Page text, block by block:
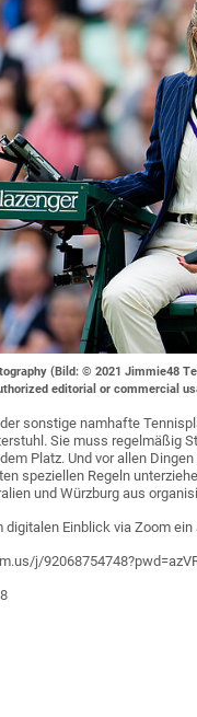
(Bild: © 2021 Jimmie48
editorial or commercial
sonstige namhafte
Sie muss regelmäßig
Platz. Und vor allen
speziellen Regeln
und Würzburg aus
digitalen Einblick via Zoom ein
j/